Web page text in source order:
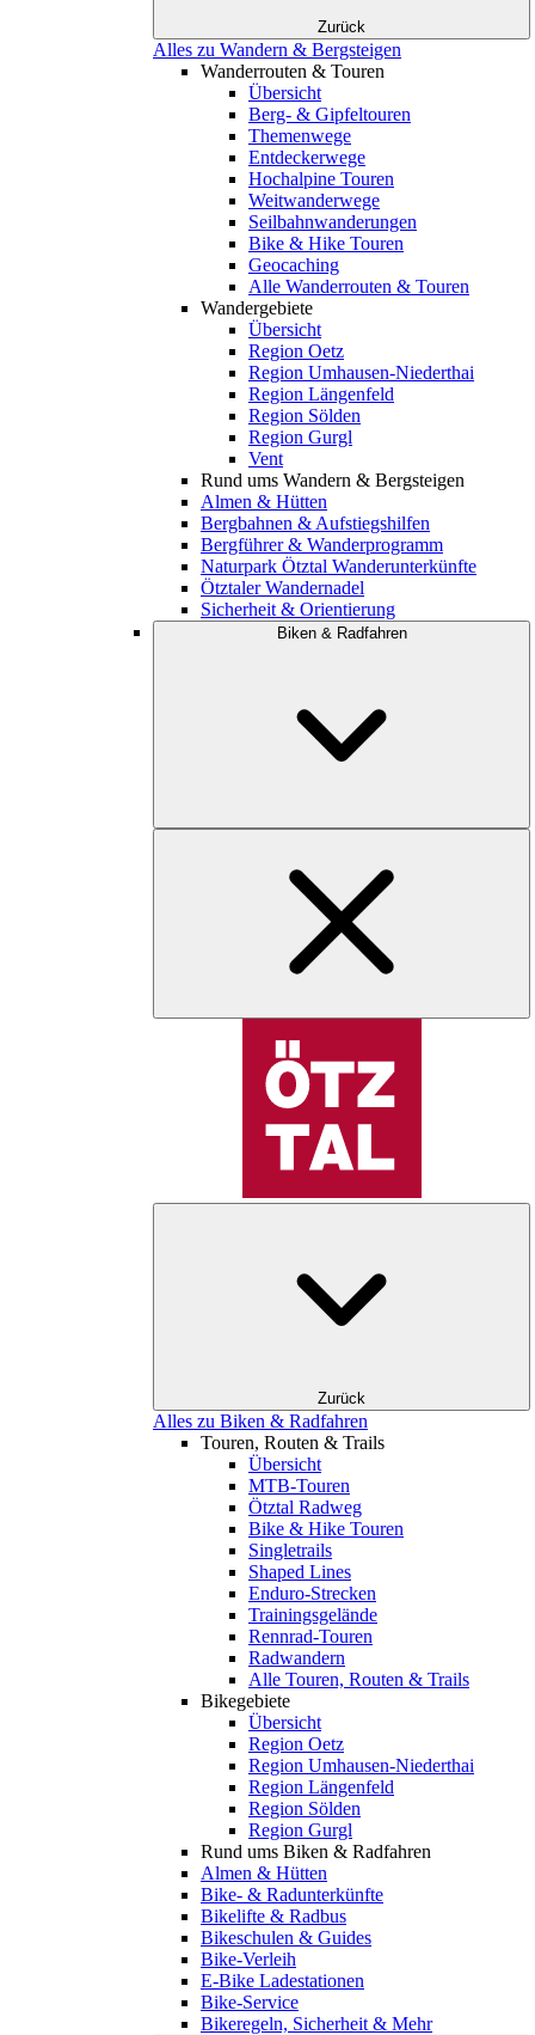
Zurück
Alles zu Wandern & Bergsteigen
Wanderrouten & Touren
Übersicht
Berg- & Gipfeltouren
Themenwege
Entdeckerwege
Hochalpine Touren
Weitwanderwege
Seilbahnwanderungen
Bike & Hike Touren
Geocaching
Alle Wanderrouten & Touren
Wandergebiete
Übersicht
Region Oetz
Region Umhausen-Niederthai
Region Längenfeld
Region Sölden
Region Gurgl
Vent
Rund ums Wandern & Bergsteigen
Almen & Hütten
Bergbahnen & Aufstiegshilfen
Bergführer & Wanderprogramm
Naturpark Ötztal Wanderunterkünfte
Ötztaler Wandernadel
Sicherheit & Orientierung
Biken & Radfahren
Zurück
Alles zu Biken & Radfahren
Touren, Routen & Trails
Übersicht
MTB-Touren
Ötztal Radweg
Bike & Hike Touren
Singletrails
Shaped Lines
Enduro-Strecken
Trainingsgelände
Rennrad-Touren
Radwandern
Alle Touren, Routen & Trails
Bikegebiete
Übersicht
Region Oetz
Region Umhausen-Niederthai
Region Längenfeld
Region Sölden
Region Gurgl
Rund ums Biken & Radfahren
Almen & Hütten
Bike- & Radunterkünfte
Bikelifte & Radbus
Bikeschulen & Guides
Bike-Verleih
E-Bike Ladestationen
Bike-Service
Bikeregeln, Sicherheit & Mehr